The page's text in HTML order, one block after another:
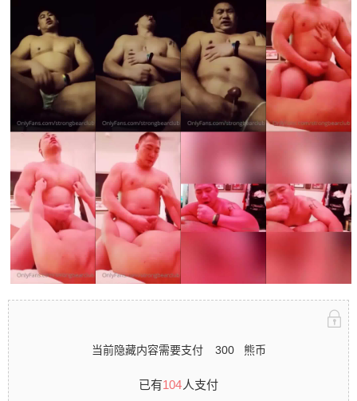
当前隐藏内容需要支付 300 熊币
已有104人支付